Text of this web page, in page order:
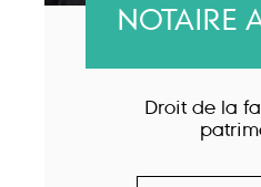
NOTAIRE
Droit de la